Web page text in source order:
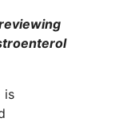
is